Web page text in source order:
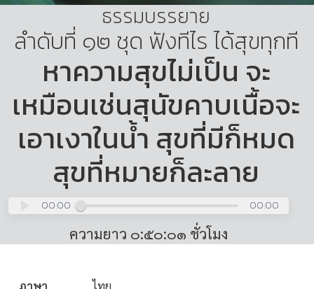
ธรรมบรรยาย
ลำดับที่ ๑๒ ชุด ฟังทีไร ได้สุขทุกที
หาความสุขไม่เป็น จะ
เหมือนเช่นสุนัขคาบเนื้อจะ
เอาเงาในน้ำ สุขที่มีก็หมด
สุขที่หมายก็ละลาย
00:00 00:00
ความยาว ๐:๕๐:๐๑ ชั่วโมง
ภาษา ไทย